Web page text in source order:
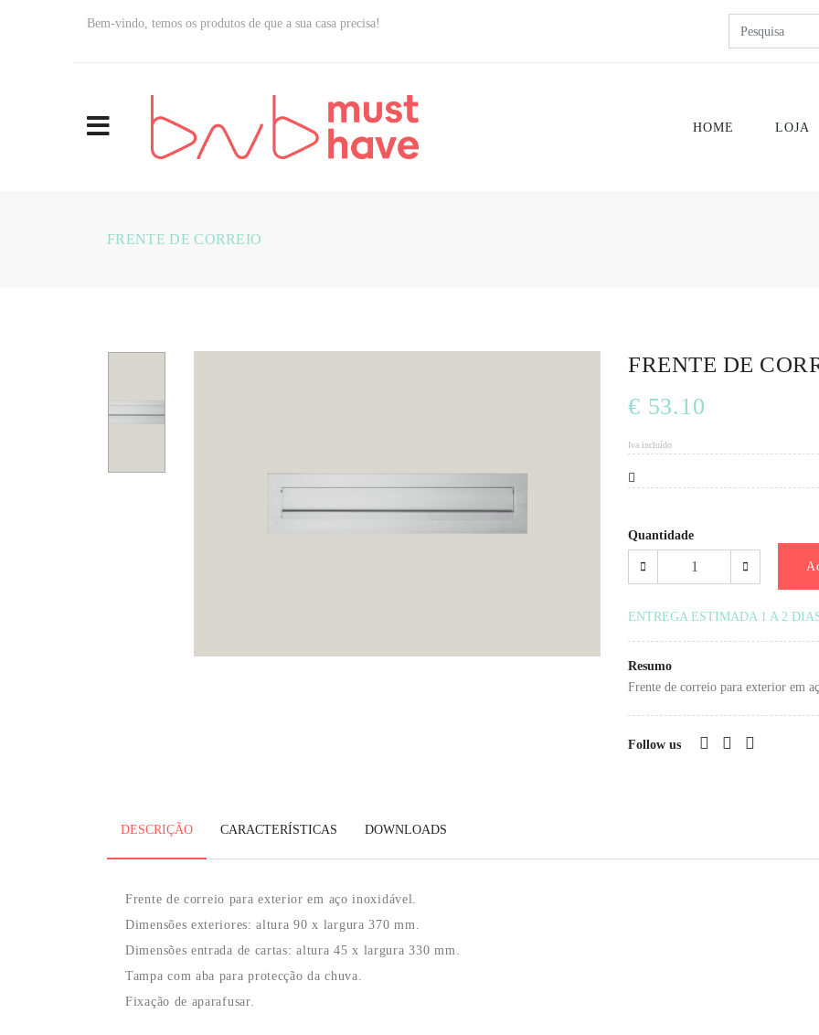
Bem-vindo, temos os produtos de que a sua casa precisa!
HOME LOJA
FRENTE DE CORREIO
FRENTE DE
€ 53.10
Iva incluído
Quantidade
ENTREGA ESTIMADA 1 A 2
Resumo
Frente de correio para exterior em
Follow us
DESCRIÇÃO CARACTERÍSTICAS DOWNLOADS
Frente de correio para exterior em aço inoxidável.
Dimensões exteriores: altura 90 x largura 370 mm.
Dimensões entrada de cartas: altura 45 x largura 330 mm.
Tampa com aba para protecção da chuva.
Fixação de aparafusar.